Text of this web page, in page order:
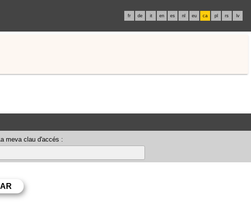
fr de it en es nl eu ca pl rs lv
La meva clau d'accés :